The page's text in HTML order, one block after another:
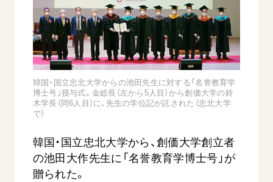
創価学会の三代会長
初代会長・牧口常三郎先生
第2代会長・戸田城聖先生
年間の活動について
友人葬
彼岸
音楽活動
教育本部の活動
図書贈呈
創価学会 会則
創価学会 社会憲章
組織・機構
会長・理事長・各部長の紹介
沿革
入会について
関連団体
会員サポート
座談会御書ｅ講義
小説『新・人間革命』『人間革命』要旨
御書検索［新版］
関連リンク
創価学会総本部
墓地公園・納骨堂
聖教電子版
聖教ブックストア
soka youth media
Soka Gakkai グローバルサイト
ご意見
ご利用にあたって
韓国・国立忠北大学からの池田先生に対する「名誉教育学
博士号」授与式。金総長（左から5人目）から創価大学の鈴
木学長（同6人目）に、先生の学位記が託された（忠北大学
で）
韓国・国立忠北大学から、創価大学創立者
の池田大作先生に「名誉教育学博士号」が
贈られた。